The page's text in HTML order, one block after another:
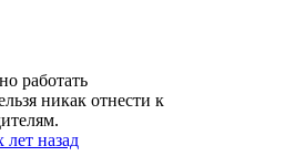
работать
никак отнести к
лет назад